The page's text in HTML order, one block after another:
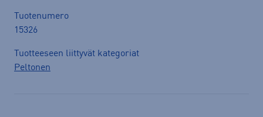
Tuotenumero
15326
Tuotteeseen liittyvät kategoriat
Peltonen